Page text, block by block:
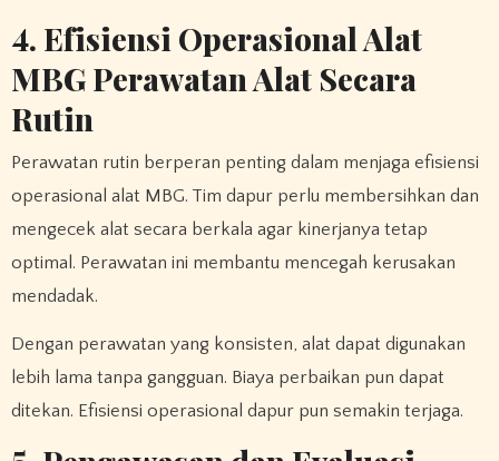
4. Efisiensi Operasional Alat
MBG Perawatan Alat Secara
Rutin
Perawatan rutin berperan penting dalam menjaga efisiensi
operasional alat MBG. Tim dapur perlu membersihkan dan
mengecek alat secara berkala agar kinerjanya tetap
optimal. Perawatan ini membantu mencegah kerusakan
mendadak.
Dengan perawatan yang konsisten, alat dapat digunakan
lebih lama tanpa gangguan. Biaya perbaikan pun dapat
ditekan. Efisiensi operasional dapur pun semakin terjaga.